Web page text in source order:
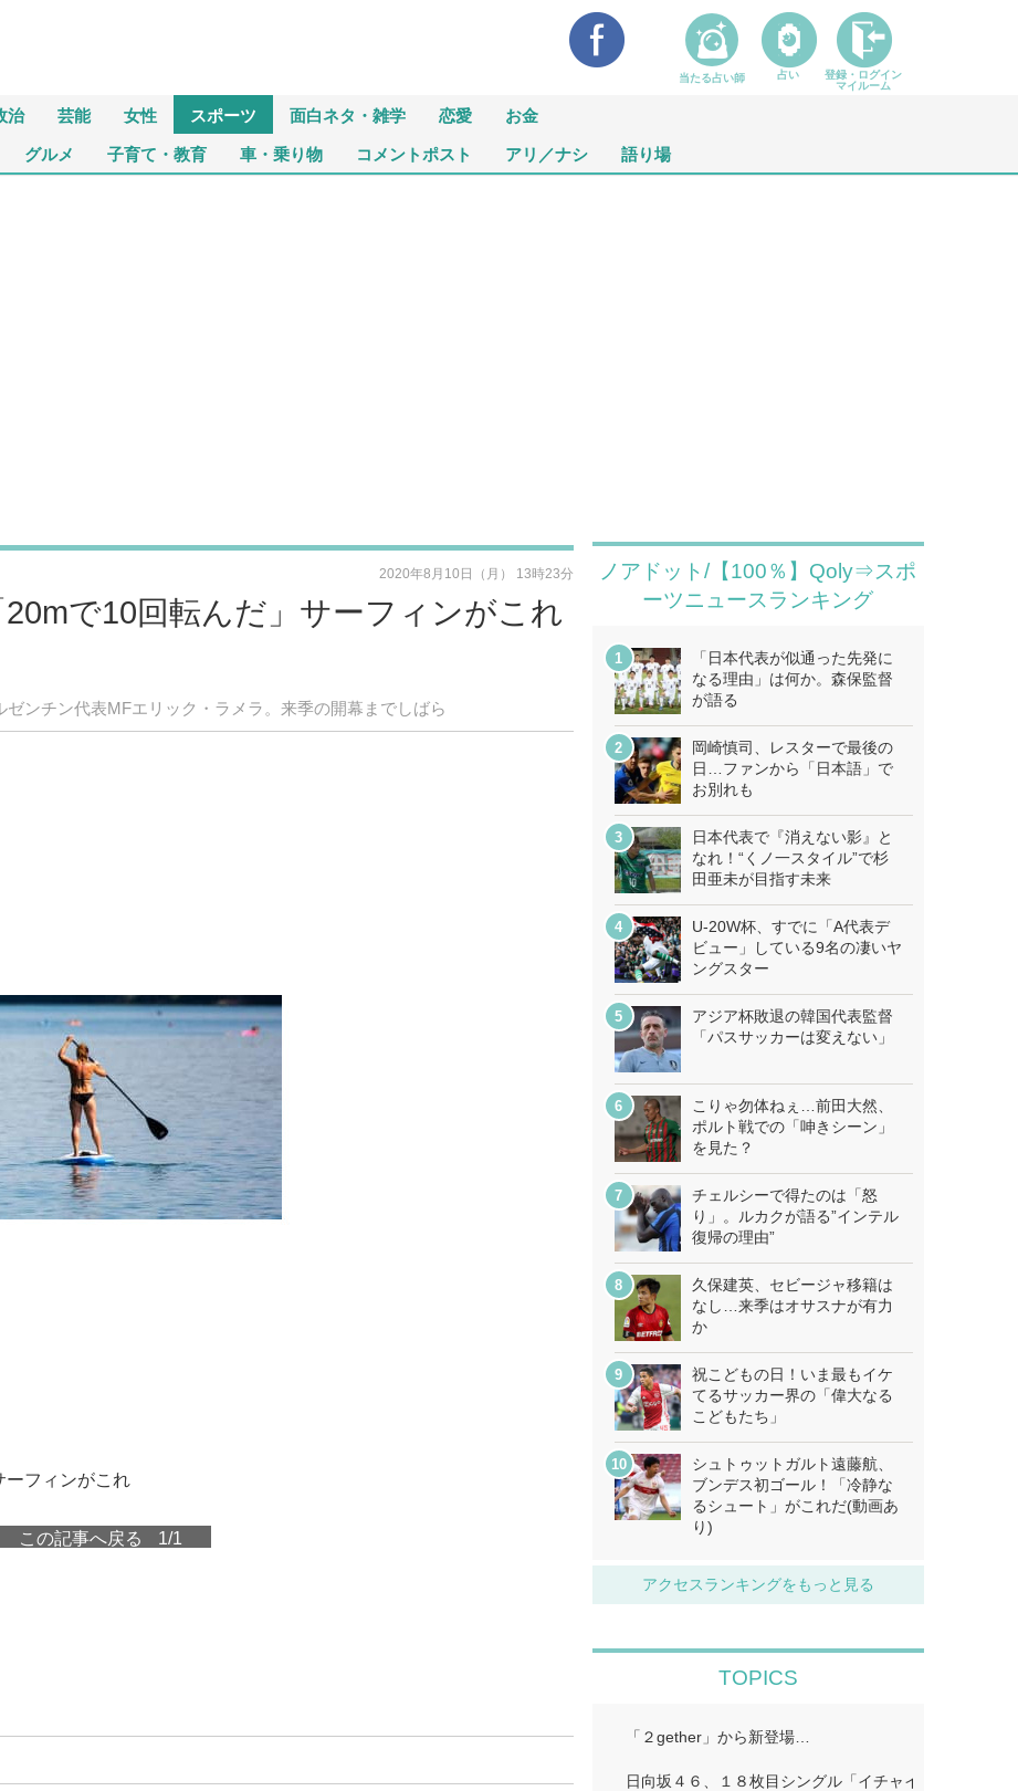
治 芸能 女性 スポーツ 面白ネタ・雑学 恋愛 お金
グルメ 子育て・教育 車・乗り物 コメントポスト アリ／ナシ 語り場
で10回転んだ」サーフィンがこれ
ンチン代表MFエリック・ラメラ。来季の開幕までしばら
2020年8月10日（月） 13時23分
ーフィンがこれ
この記事へ戻る 1/1
ノアドット/【100％】Qoly⇒スポ
ーツニュースランキング
「日本代表が似通った先発に
なる理由」は何か。森保監督
が語る
岡崎慎司、レスターで最後の
日…ファンから「日本語」で
お別れも
日本代表で『消えない影』と
なれ！“くノ一スタイル”で杉
田亜未が目指す未来
U-20W杯、すでに「A代表デ
ビュー」している9名の凄いヤ
ングスター
アジア杯敗退の韓国代表監督
「パスサッカーは変えない」
こりゃ勿体ねぇ…前田大然、
ポルト戦での「呻きシーン」
を見た？
チェルシーで得たのは「怒
り」。ルカクが語る”インテル
復帰の理由”
久保建英、セビージャ移籍は
なし…来季はオサスナが有力
か
祝こどもの日！いま最もイケ
てるサッカー界の「偉大なる
こどもたち」
シュトゥットガルト遠藤航、
ブンデス初ゴール！「冷静な
るシュート」がこれだ(動画あ
り)
アクセスランキングをもっと見る
TOPICS
「２gether」から新登場…
日向坂４６、１８枚目シングル「イチャイチャ虫」…
当たる占い師 占い
登録・ログイン
マイルーム